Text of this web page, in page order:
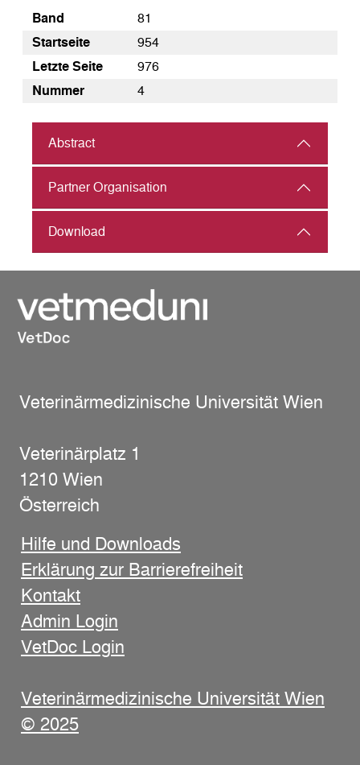
Band
81
Startseite
954
Letzte Seite
976
Nummer
4
Abstract
Partner Organisation
Download
Veterinärmedizinische Universität Wien
Veterinärplatz 1
1210 Wien
Österreich
Hilfe und Downloads
Erklärung zur Barrierefreiheit
Kontakt
Admin Login
VetDoc Login
Veterinärmedizinische Universität Wien
© 2025